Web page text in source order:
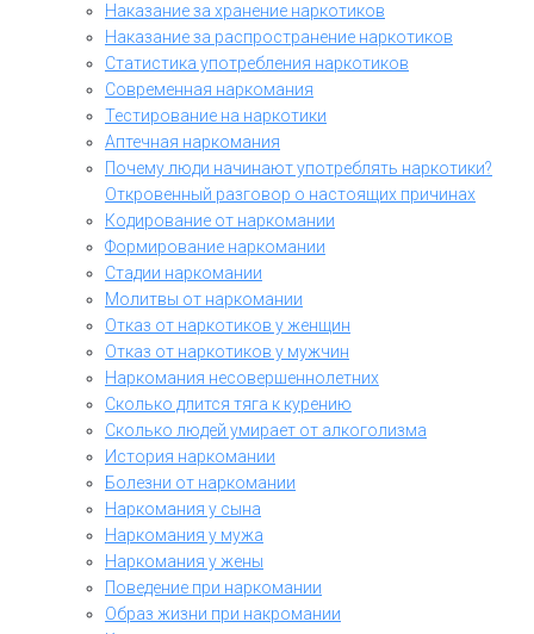
Наказание за хранение наркотиков
Наказание за распространение наркотиков
Статистика употребления наркотиков
Современная наркомания
Тестирование на наркотики
Аптечная наркомания
Почему люди начинают употреблять наркотики?
Откровенный разговор о настоящих причинах
Кодирование от наркомании
Формирование наркомании
Стадии наркомании
Молитвы от наркомании
Отказ от наркотиков у женщин
Отказ от наркотиков у мужчин
Наркомания несовершеннолетних
Сколько длится тяга к курению
Сколько людей умирает от алкоголизма
История наркомании
Болезни от наркомании
Наркомания у сына
Наркомания у мужа
Наркомания у жены
Поведение при наркомании
Образ жизни при накромании